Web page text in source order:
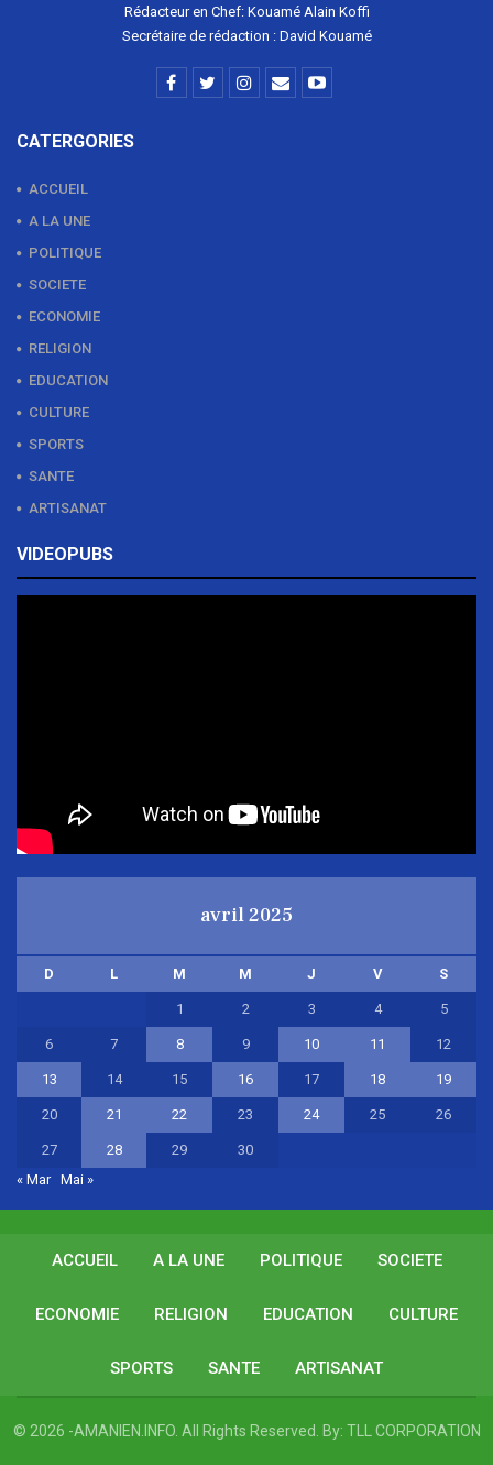
Rédacteur en Chef: Kouamé Alain Koffi
Secrétaire de rédaction : David Kouamé
CATERGORIES
ACCUEIL
A LA UNE
POLITIQUE
SOCIETE
ECONOMIE
RELIGION
EDUCATION
CULTURE
SPORTS
SANTE
ARTISANAT
VIDEOPUBS
avril 2025
D L M M J V S
1 2 3 4 5
6 7 8 9 10 11 12
13 14 15 16 17 18 19
20 21 22 23 24 25 26
27 28 29
30
« Mar Mai »
ACCUEIL A LA UNE POLITIQUE SOCIETE
ECONOMIE RELIGION EDUCATION CULTURE
SPORTS SANTE ARTISANAT
© 2026 -AMANIEN.INFO. All Rights Reserved. By: TLL CORPORATION